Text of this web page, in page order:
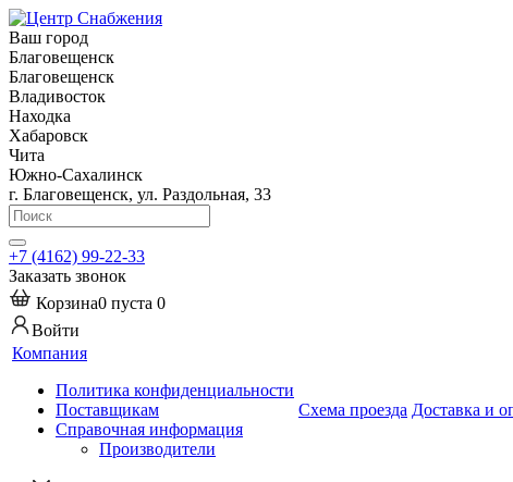
Ваш город
Благовещенск
Благовещенск
Владивосток
Находка
Хабаровск
Чита
Южно-Сахалинск
г. Благовещенск, ул. Раздольная, 33
+7 (4162) 99-22-33
Заказать звонок
Корзина0 пуста 0
Войти
Компания
Политика конфиденциальности
Поставщикам
Справочная информация
Производители
Схема проезда Доставка и